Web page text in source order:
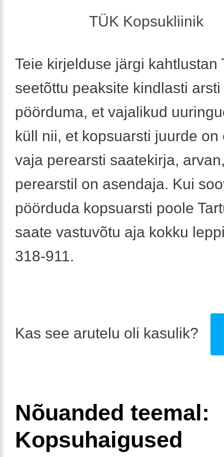
TÜK Kopsukliinik
Teie kirjelduse järgi kahtlustan
seetõttu peaksite kindlasti
pöörduma, et vajalikud
küll nii, et kopsuarsti juurde on
vaja perearsti saatekirja,
perearstil on asendaja. Kui
pöörduda kopsuarsti poole
saate vastuvõtu aja kokku
318-911.
Kas see arutelu oli kasulik?
Nõuanded teemal:
Kopsuhaigused